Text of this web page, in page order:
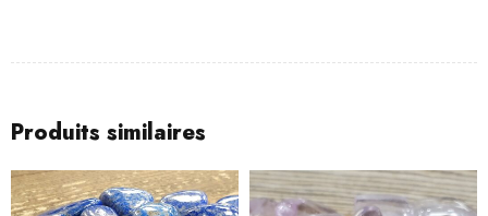
Produits similaires